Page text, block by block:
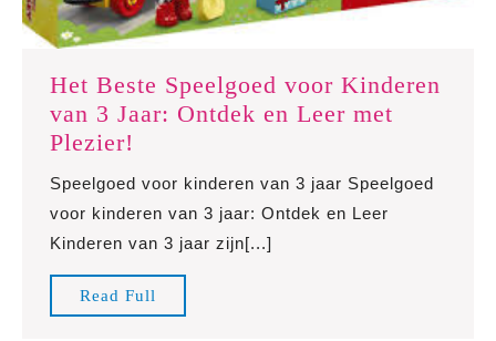
Het Beste Speelgoed voor Kinderen
van 3 Jaar: Ontdek en Leer met
Plezier!
Speelgoed
voor
Kinderen
van
3
Speelgoed voor kinderen van 3 jaar Speelgoed
voor kinderen van 3 jaar: Ontdek en Leer
Kinderen van 3 jaar zijn[...]
Read Full
Full